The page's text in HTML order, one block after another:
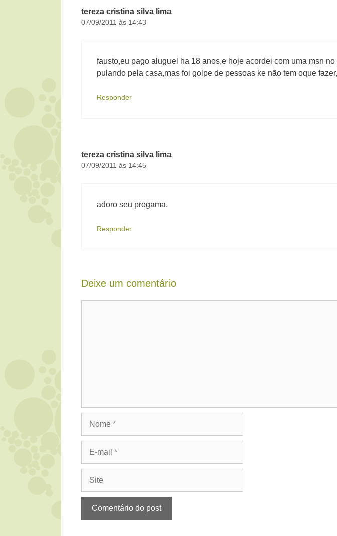
tereza cristina silva lima
07/09/2011 às 14:43
fausto,eu pago aluguel ha 18 anos,e hoje acordei com uma msn
pulando pela casa,mas foi golpe de pessoas ke não tem oque
Responder
tereza cristina silva lima
07/09/2011 às 14:45
adoro seu progama.
Responder
Deixe um comentário